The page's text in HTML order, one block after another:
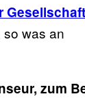
Gesellschaft
was an
zum